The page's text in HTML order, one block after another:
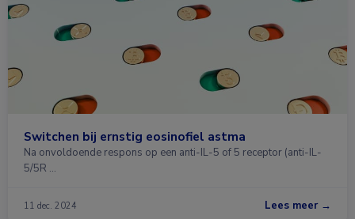
Switchen bij ernstig eosinofiel astma
Na onvoldoende respons op een anti-IL-5 of 5 receptor (anti-IL-
5/5R …
11 dec. 2024 Lees meer →